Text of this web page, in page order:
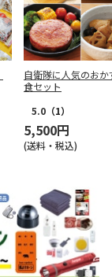
自衛隊に人気のお
食セット
5.0 （1）
5,500円
(送料・税込)